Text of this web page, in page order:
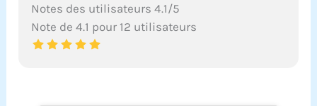
Notes des utilisateurs 4.1/5
Note de 4.1 pour 12 utilisateurs